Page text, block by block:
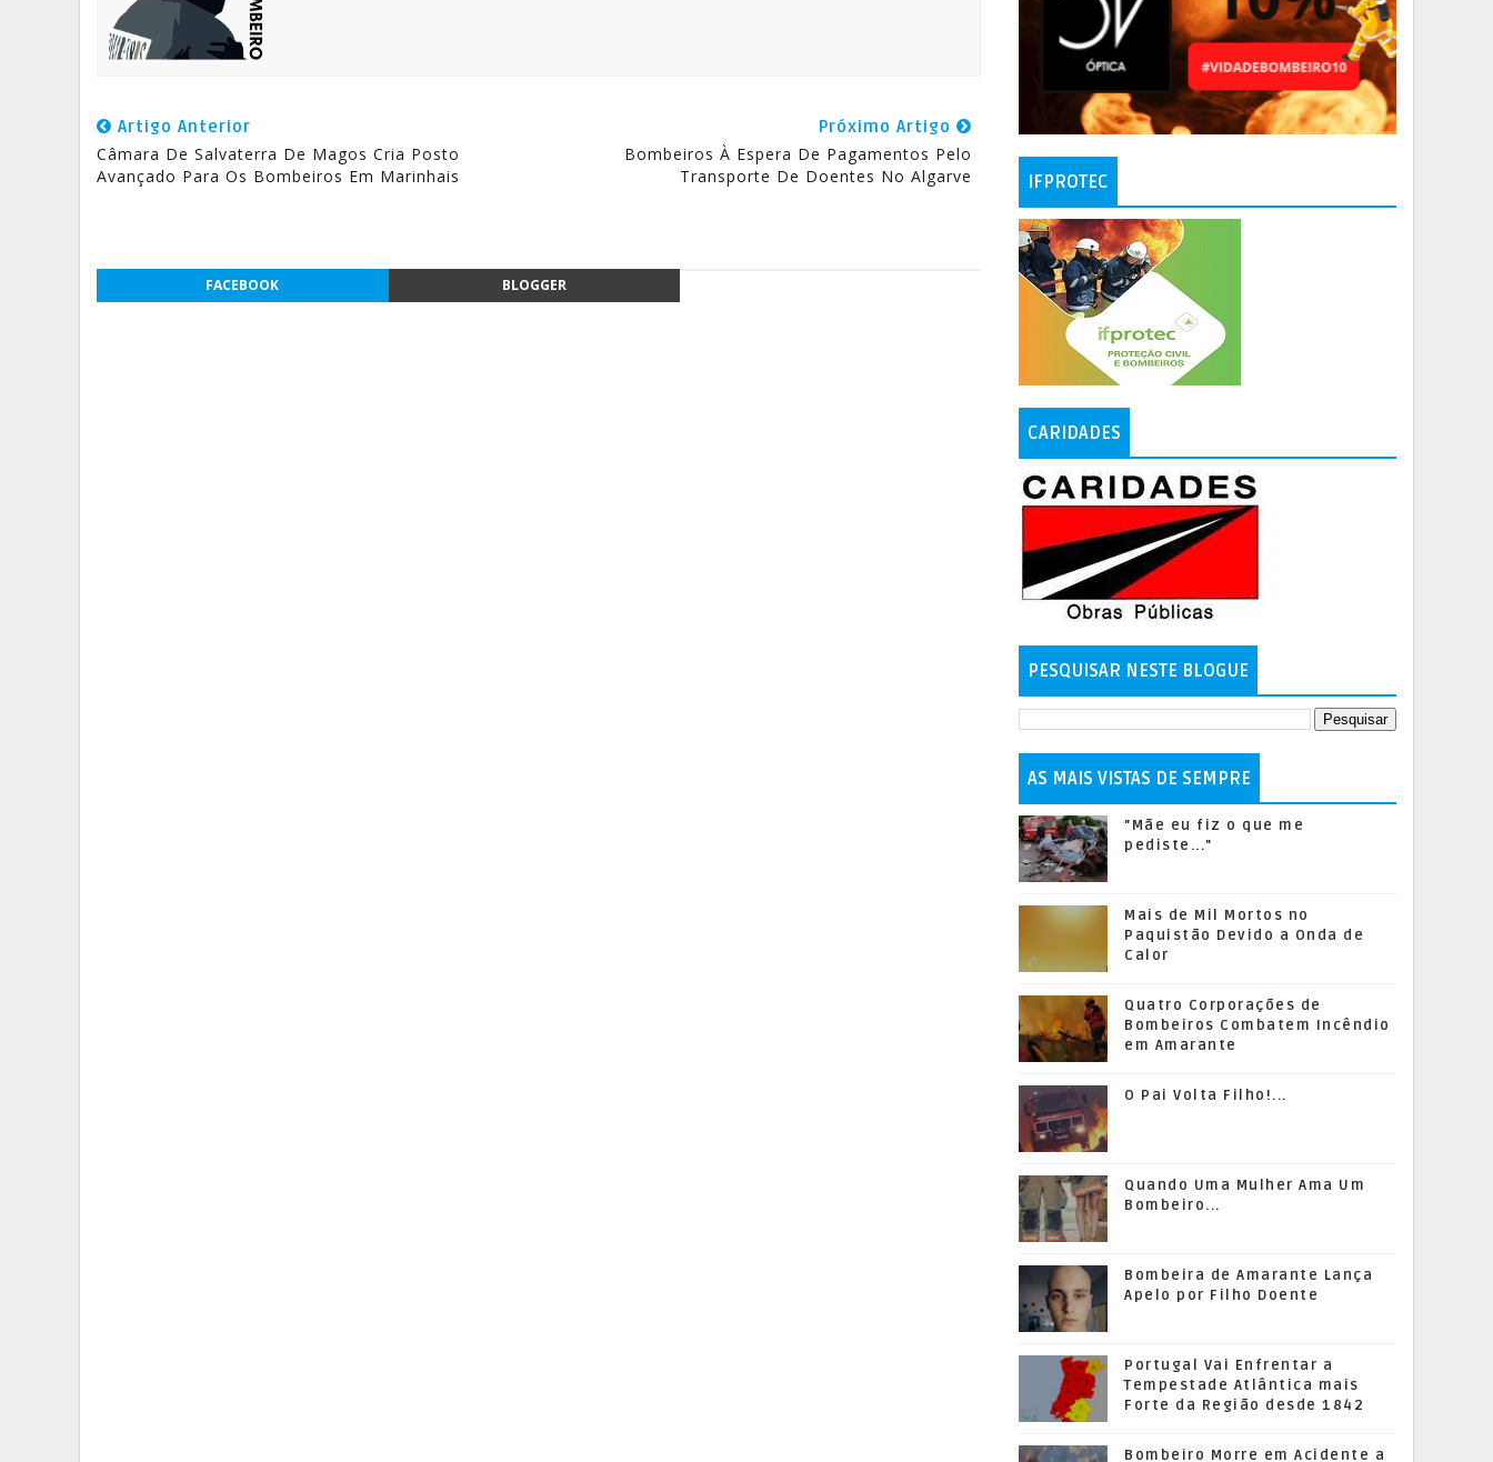
Artigo Anterior
Câmara De Salvaterra De Magos Cria Posto
Avançado Para Os Bombeiros Em Marinhais
Próximo Artigo
Bombeiros À Espera De Pagamentos Pelo
Transporte De Doentes No Algarve
FACEBOOK BLOGGER
IFPROTEC
CARIDADES
PESQUISAR NESTE BLOGUE
AS MAIS VISTAS DE SEMPRE
"Mãe eu fiz o que me
pediste..."
Mais de Mil Mortos no
Paquistão Devido a Onda de
Calor
Quatro Corporações de
Bombeiros Combatem Incêndio
em Amarante
O Pai Volta Filho!...
Quando Uma Mulher Ama Um
Bombeiro...
Bombeira de Amarante Lança
Apelo por Filho Doente
Portugal Vai Enfrentar a
Tempestade Atlântica mais
Forte da Região desde 1842
Bombeiro Morre em Acidente a